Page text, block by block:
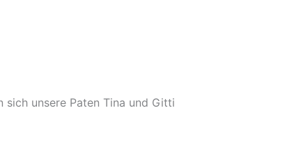
unsere Paten Tina und Gitti